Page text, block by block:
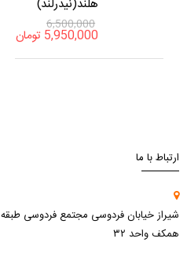
هلند(نیدرلند)
6,500,000
5,950,000 تومان
ارتباط با ما
شیراز خیابان فردوسی مجتمع فردوسی طبقه
همکف واحد ۳۲